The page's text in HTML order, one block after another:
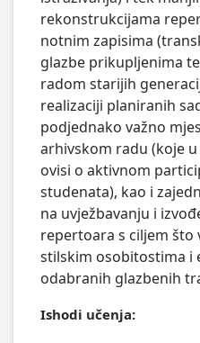
rekonstrukcijama
notnim zapisima
glazbe prikupljenima
radom starijih
realizaciji planiranih
podjednako važno
arhivskom radu (koje
ovisi o aktivnom
studenata), kao i
na uvježbavanju i
repertoara s ciljem što
stilskim osobitostima i
odabranih glazbenih
Ishodi učenja: